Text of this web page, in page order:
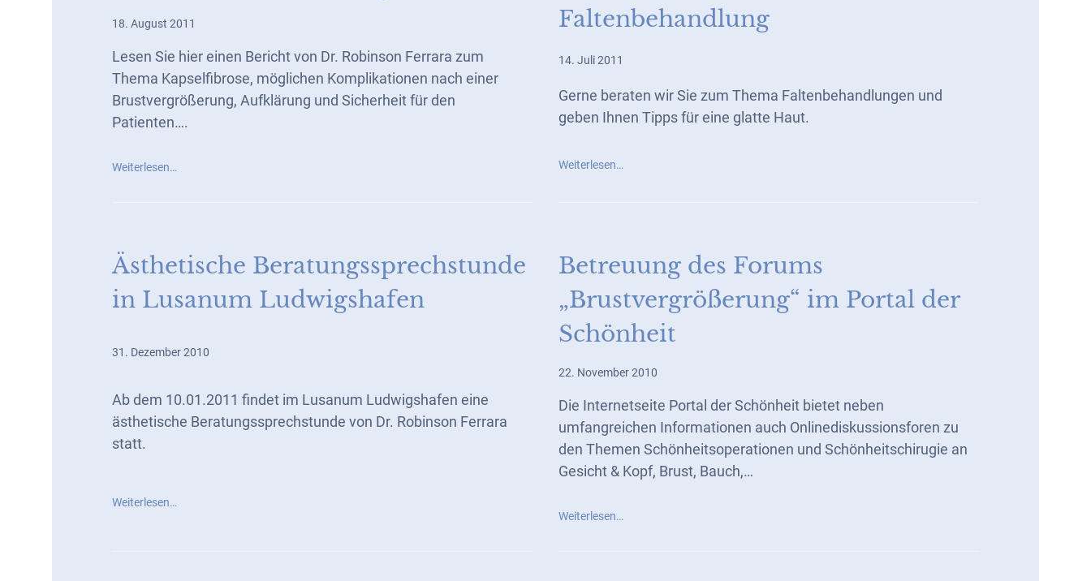
18. August 2011
Lesen Sie hier einen Bericht von Dr. Robinson Ferrara zum
Thema Kapselfibrose, möglichen Komplikationen nach einer
Brustvergrößerung, Aufklärung und Sicherheit für den
Patienten….
Weiterlesen…
Faltenbehandlung
14. Juli 2011
Gerne beraten wir Sie zum Thema Faltenbehandlungen und
geben Ihnen Tipps für eine glatte Haut.
Weiterlesen…
Ästhetische Beratungssprechstunde
in Lusanum Ludwigshafen
31. Dezember 2010
Ab dem 10.01.2011 findet im Lusanum Ludwigshafen eine
ästhetische Beratungssprechstunde von Dr. Robinson Ferrara
statt.
Weiterlesen…
Betreuung des Forums
„Brustvergrößerung“ im Portal der
Schönheit
22. November 2010
Die Internetseite Portal der Schönheit bietet neben
umfangreichen Informationen auch Onlinediskussionsforen zu
den Themen Schönheitsoperationen und Schönheitschirugie an
Gesicht & Kopf, Brust, Bauch,…
Weiterlesen…